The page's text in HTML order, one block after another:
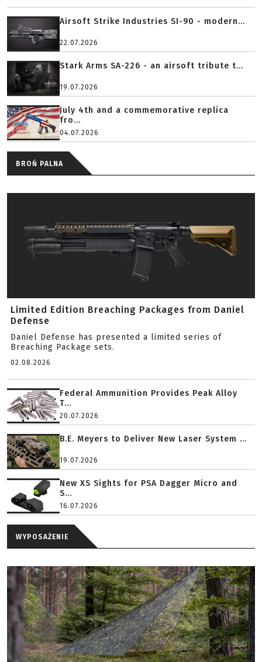
Airsoft Strike Industries SI-90 - modern...
22.07.2026
Stark Arms SA-226 - an airsoft tribute t...
19.07.2026
July 4th and a commemorative replica
fro...
04.07.2026
BROŃ PALNA
Limited Edition Breaching Packages from Daniel
Defense
Daniel Defense has presented a limited series of
Breaching Package sets.
02.08.2026
Federal Ammunition Provides Peak Alloy
T...
20.07.2026
B.E. Meyers to Deliver New Laser System ...
19.07.2026
New XS Sights for PSA Dagger Micro and
S...
16.07.2026
WYPOSAŻENIE